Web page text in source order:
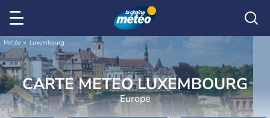
Météo Luxembourg
CARTE METEO LUXEMBOURG
Europe